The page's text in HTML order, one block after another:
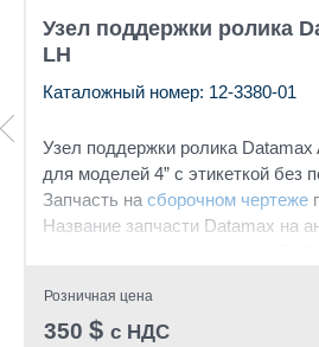
Узел поддержки ролика
LH
Каталожный номер: 12-3380-01
Узел поддержки ролика Datamax
для моделей 4” с этикеткой без
Запчасть на сборочном чертеже
Название запчасти Datamax на
Розничная цена
350 $ с НДС